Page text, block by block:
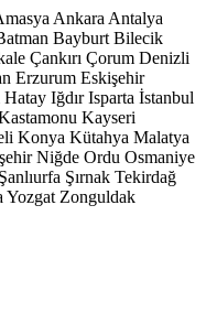
Ankara Antalya
Bayburt Bilecik
Çankırı Çorum Denizli
Erzurum Eskişehir
Hatay Iğdır Isparta İstanbul
Kayseri
Konya Kütahya Malatya
Niğde Ordu Osmaniye
Şanlıurfa Şırnak Tekirdağ
Yozgat Zonguldak